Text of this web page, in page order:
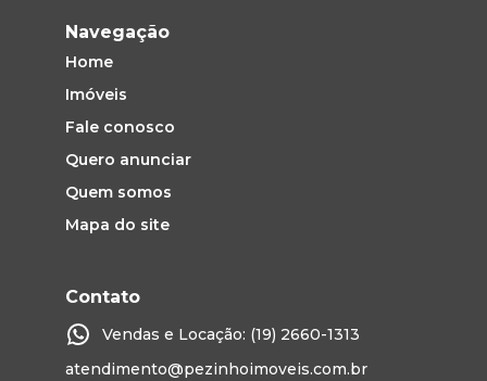
Navegação
Home
Imóveis
Fale conosco
Quero anunciar
Quem somos
Mapa do site
Contato
Vendas e Locação: (19) 2660-1313
atendimento@pezinhoimoveis.com.br